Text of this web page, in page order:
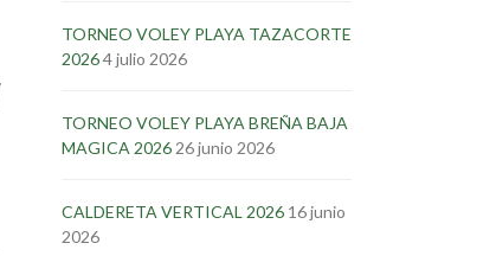
TORNEO VOLEY PLAYA TAZACORTE
20264 julio 2026
TORNEO VOLEY PLAYA BREÑA BAJA
MAGICA 2026 26 junio 2026
CALDERETA VERTICAL 2026 16 junio
2026